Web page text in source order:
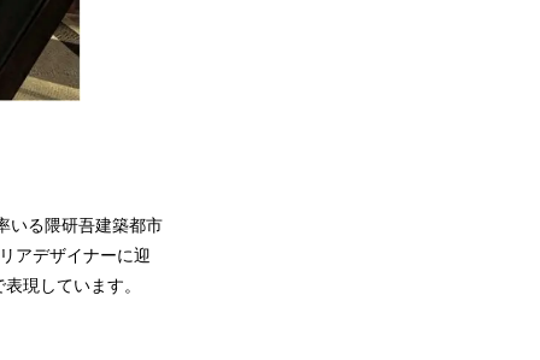
いる隈研吾建築都市
アデザイナーに迎
現しています。